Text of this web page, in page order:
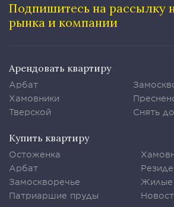
Подпишитесь на рассылку
рынка и компании
Арендовать квартиру
Арбат
Хамовники
Тверской
Снять
Купить квартиру
Остоженка
Арбат
Замоскворечье
Патриаршие пруды
Жилые